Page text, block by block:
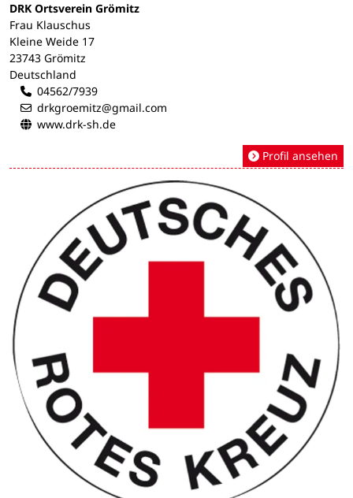
DRK Ortsverein Grömitz
Frau Klauschus
Kleine Weide 17
23743 Grömitz
Deutschland
04562/7939
drkgroemitz@gmail.com
www.drk-sh.de
Profil ansehen